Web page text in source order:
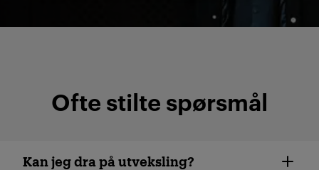
Ofte stilte spørsmål
Kan jeg dra på utveksling?